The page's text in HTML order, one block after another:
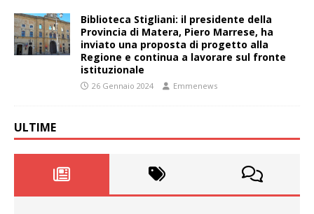
Biblioteca Stigliani: il presidente della
Provincia di Matera, Piero Marrese, ha
inviato una proposta di progetto alla
Regione e continua a lavorare sul fronte
istituzionale
26 Gennaio 2024 Emmenews
ULTIME